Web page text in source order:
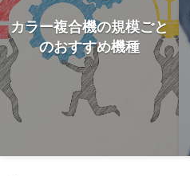
カラー複合機の規模ごと
のおすすめ機種